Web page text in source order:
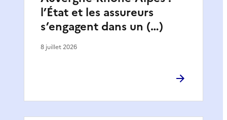
l’État et les assureurs
s’engagent dans un (…)
8 juillet 2026